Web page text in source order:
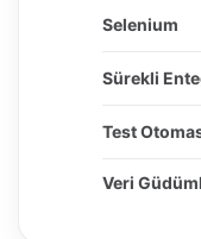
Selenium
Sürekli
Test
Veri